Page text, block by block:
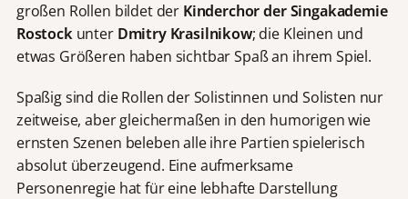
großen Rollen bildet der Kinderchor der Singakademie
Rostockunter Dmitry Krasilnikow; die Kleinen und
etwas Größeren haben sichtbar Spaß an ihrem Spiel.
Spaßig sind die Rollen der Solistinnen und Solisten nur
zeitweise, aber gleichermaßen in den humorigen wie
ernsten Szenen beleben alle ihre Partien spielerisch
absolut überzeugend. Eine aufmerksame
Personenregie hat für eine lebhafte Darstellung